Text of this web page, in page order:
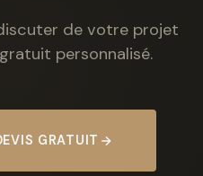
de votre projet
personnalisé.
GRATUIT